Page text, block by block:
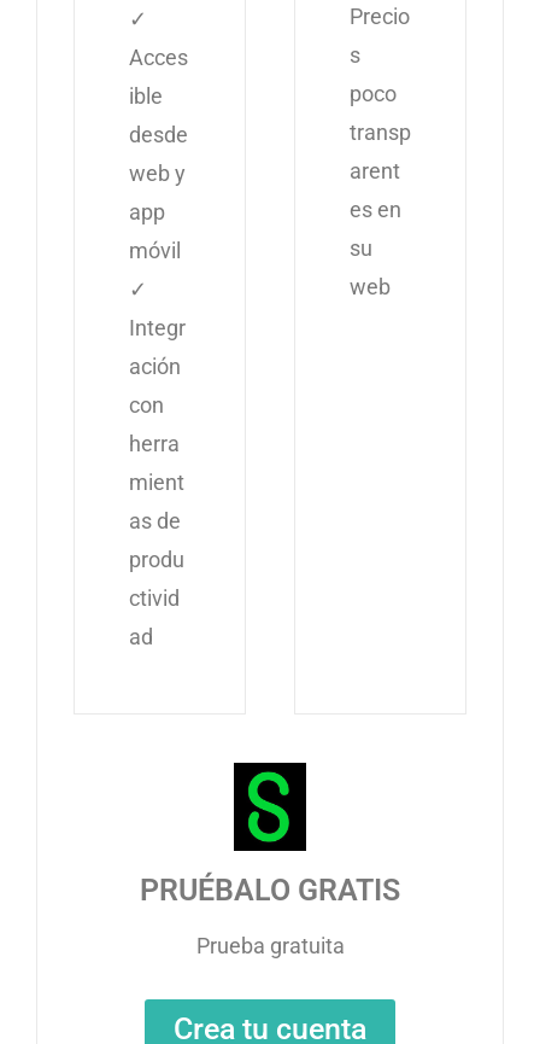
✓
Acces
ible
desde
web y
app
móvil
✓
Integr
ación
con
herra
mient
as de
produ
ctivid
ad
Precio
s
poco
transp
arent
es en
su
web
PRUÉBALO GRATIS
Prueba gratuita
Crea tu cuenta